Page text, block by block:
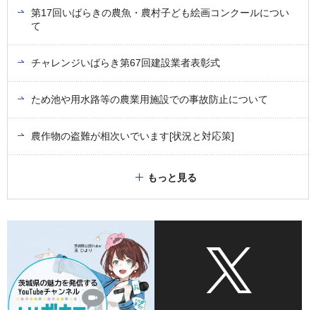
第17回いばらきの農魚・農村子ども絵画コンクールについ
て
チャレンジいばらき第67回建設業者表彰式
ため池や用水路等の農業用施設での事故防止について
農作物の盗難が相次いでいます[状況と対応策]
もっと見る